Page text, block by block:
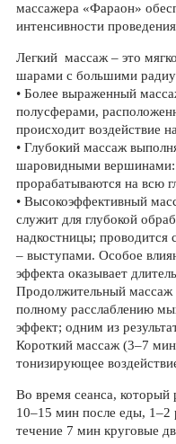
массажера «Фараон»
интенсивности
Легкий массаж – это
шарами с большими
• Более выраженный
полусферами,
происходит воздействие
• Глубокий массаж
шаровидными
прорабатываются на всю
• Высокоэффективный
служит для глубокой
надкостницы;
– выступами. Особое
эффекта оказывает
Продолжительный массаж
полному расслаблению
эффект; одним из
Короткий массаж (3–7
тонизирующее
Во время сеанса, который
10–15 мин после еды, 1–2
течение 7 мин круговые